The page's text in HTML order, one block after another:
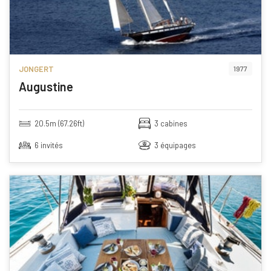
JONGERT 1977
Augustine
20.5m (67.26ft) 3 cabines
6 invités 3 équipages